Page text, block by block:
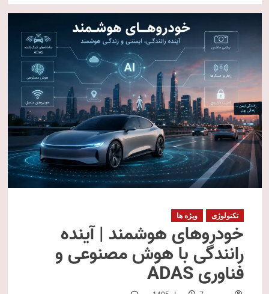
تکنولوژی ویژه ها
خودروهای هوشمند | آینده
رانندگی با هوش مصنوعی و
فناوری ADAS